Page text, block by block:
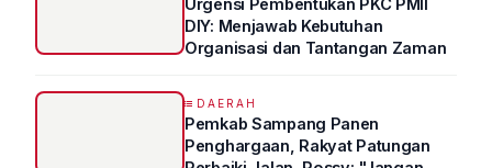
Urgensi Pembentukan PKC PMII
DIY: Menjawab Kebutuhan
Organisasi dan Tantangan Zaman
DAERAH
Pemkab Sampang Panen
Penghargaan, Rakyat Patungan